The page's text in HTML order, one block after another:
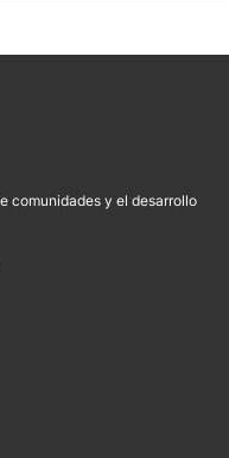
comunidades y el desarrollo